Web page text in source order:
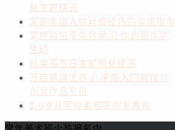
意主题精选
掌握素描人物肖像技巧的实用指南
掌握彩铅渐变效果 让你的画作更
生动
儿童画节日主题创意绘画
开启童趣世界 儿童画入门教程与
创意作品赏析
3-6岁儿童绘画启蒙创意教程